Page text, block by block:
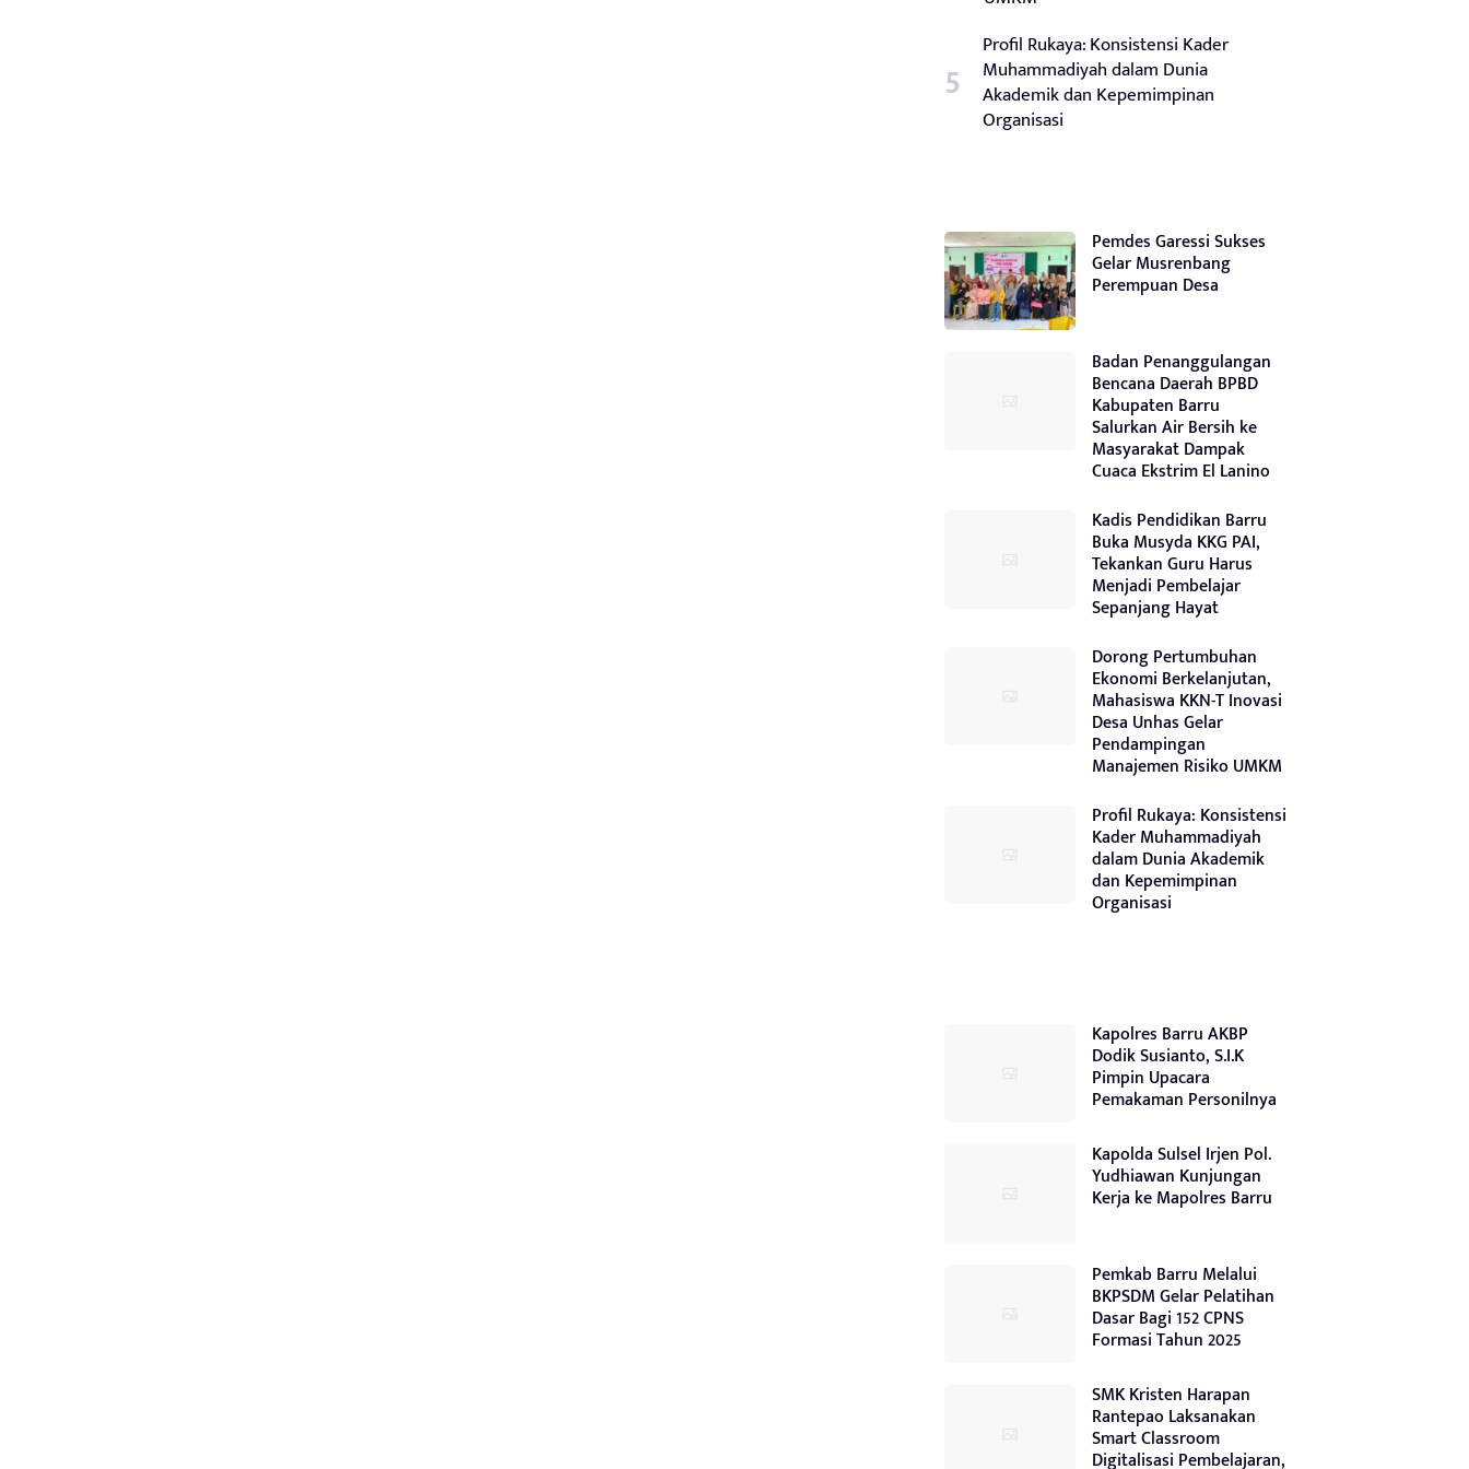
Profil Rukaya: Konsistensi Kader
Muhammadiyah dalam Dunia
Akademik dan Kepemimpinan
Organisasi
Pemdes Garessi Sukses
Gelar Musrenbang
Perempuan Desa
Badan Penanggulangan
Bencana Daerah BPBD
Kabupaten Barru
Salurkan Air Bersih ke
Masyarakat Dampak
Cuaca Ekstrim El Lanino
Kadis Pendidikan Barru
Buka Musyda KKG PAI,
Tekankan Guru Harus
Menjadi Pembelajar
Sepanjang Hayat
Dorong Pertumbuhan
Ekonomi Berkelanjutan,
Mahasiswa KKN-T Inovasi
Desa Unhas Gelar
Pendampingan
Manajemen Risiko UMKM
Profil Rukaya: Konsistensi
Kader Muhammadiyah
dalam Dunia Akademik
dan Kepemimpinan
Organisasi
Kapolres Barru AKBP
Dodik Susianto, S.I.K
Pimpin Upacara
Pemakaman Personilnya
Kapolda Sulsel Irjen Pol.
Yudhiawan Kunjungan
Kerja ke Mapolres Barru
Pemkab Barru Melalui
BKPSDM Gelar Pelatihan
Dasar Bagi 152 CPNS
Formasi Tahun 2025
SMK Kristen Harapan
Rantepao Laksanakan
Smart Classroom
Digitalisasi Pembelajaran,